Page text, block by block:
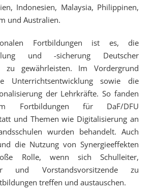
Indonesien, Malaysia, Philippinen,
und Australien.
Fortbildungen ist es, die
und -sicherung Deutscher
zu gewährleisten. Im Vordergrund
Unterrichtsentwicklung sowie die
der Lehrkräfte. So fanden
Fortbildungen für DaF/DFU
und Themen wie Digitalisierung an
wurden behandelt. Auch
die Nutzung von Synergieeffekten
Rolle, wenn sich Schulleiter,
und Vorstandsvorsitzende zu
treffen und austauschen.